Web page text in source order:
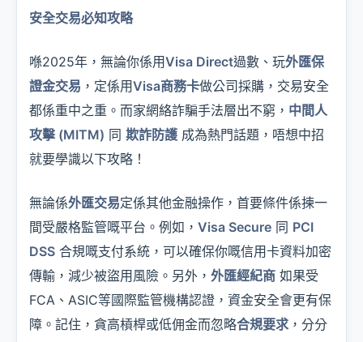
安全交易必知攻略
喺2025年，無論你係用Visa Direct過數、玩外匯保
證金交易 ，定係用Visa商務卡做公司採購，交易安全
都係重中之重。而家網絡詐騙手法層出不窮， 中間人
攻擊 (MITM) 同 欺詐防護 成為熱門話題，唔想中招
就要學識以下攻略！
無論係外匯交易定係其他金融操作，首要條件係揀一
間受嚴格監管嘅平台。例如， Visa Secure 同 PCI
DSS 合規嘅支付系統，可以確保你嘅信用卡資料加密
傳輸，減少被盜用風險。另外， 外匯經紀商 如果受
FCA、ASIC等國際監管機構認證，資金安全會更有保
障。記住，貪高槓桿或低佣金而忽略合規要求 ，分分